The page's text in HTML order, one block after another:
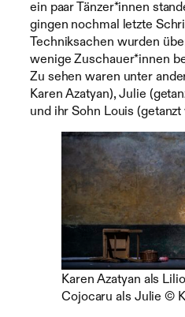
ein paar Tänzer*innen
gingen nochmal letzte
Techniksachen wurden
wenige Zuschauer*innen
Zu sehen waren unter
Karen Azatyan), Julie
und ihr Sohn Louis
Karen Azatyan als
Cojocaru als Julie ©